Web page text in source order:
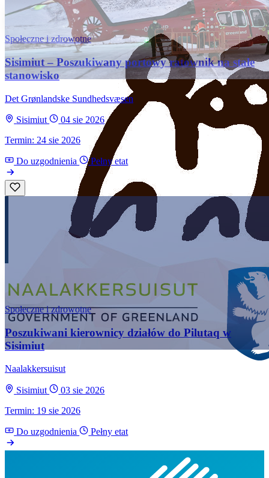
Społeczne i zdrowotne
Sisimiut – Poszukiwany portowy ratownik na stałe
stanowisko
Det Grønlandske Sundhedsvæsen
Sisimiut
04 sie 2026
Termin: 24 sie 2026
Do uzgodnienia Pełny etat
Społeczne i zdrowotne
Poszukiwani kierownicy działów do Pilutaq w
Sisimiut
Naalakkersuisut
Sisimiut
03 sie 2026
Termin: 19 sie 2026
Do uzgodnienia Pełny etat